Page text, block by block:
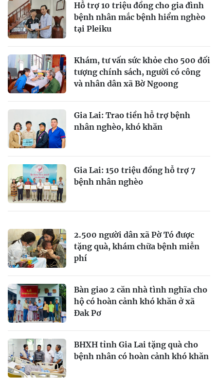
Hỗ trợ 10 triệu đồng cho gia đình
bệnh nhân mắc bệnh hiểm nghèo
tại Pleiku
Khám, tư vấn sức khỏe cho 500 đối
tượng chính sách, người có công
và nhân dân xã Bờ Ngoong
Gia Lai: Trao tiền hỗ trợ bệnh
nhân nghèo, khó khăn
Gia Lai: 150 triệu đồng hỗ trợ 7
bệnh nhân nghèo
2.500 người dân xã Pờ Tó được
tặng quà, khám chữa bệnh miễn
phí
Bàn giao 2 căn nhà tình nghĩa cho
hộ có hoàn cảnh khó khăn ở xã
Đak Pơ
BHXH tỉnh Gia Lai tặng quà cho
bệnh nhân có hoàn cảnh khó khăn